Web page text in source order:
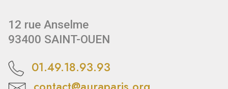
12 rue Anselme
93400 SAINT-OUEN
01.49.18.93.93